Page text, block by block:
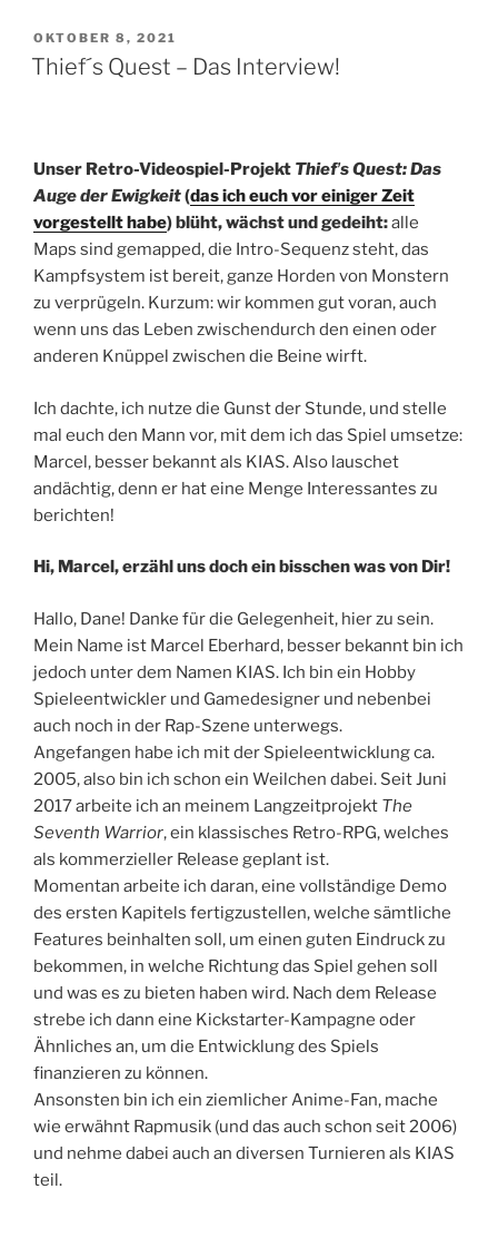
VERÖFFENTLICHT
AM
OKTOBER 8, 2021
Thief´s Quest – Das Interview!
Unser Retro-Videospiel-Projekt Thiefʼs Quest: Das
Auge der Ewigkeit(das ich euch vor einiger Zeit
vorgestellt habe) blüht, wächst und gedeiht:alle
Maps sind gemapped, die Intro-Sequenz steht, das
Kampfsystem ist bereit, ganze Horden von Monstern
zu verprügeln. Kurzum: wir kommen gut voran, auch
wenn uns das Leben zwischendurch den einen oder
anderen Knüppel zwischen die Beine wirft.
Ich dachte, ich nutze die Gunst der Stunde, und stelle
mal euch den Mann vor, mit dem ich das Spiel umsetze:
Marcel, besser bekannt als KIAS. Also lauschet
andächtig, denn er hat eine Menge Interessantes zu
berichten!
Hi, Marcel, erzähl uns doch ein bisschen was von Dir!
Hallo, Dane! Danke für die Gelegenheit, hier zu sein.
Mein Name ist Marcel Eberhard, besser bekannt bin ich
jedoch unter dem Namen KIAS. Ich bin ein Hobby
Spieleentwickler und Gamedesigner und nebenbei
auch noch in der Rap-Szene unterwegs.
Angefangen habe ich mit der Spieleentwicklung ca.
2005, also bin ich schon ein Weilchen dabei. Seit Juni
2017 arbeite ich an meinem Langzeitprojekt The
Seventh Warrior, ein klassisches Retro-RPG, welches
als kommerzieller Release geplant ist.
Momentan arbeite ich daran, eine vollständige Demo
des ersten Kapitels fertigzustellen, welche sämtliche
Features beinhalten soll, um einen guten Eindruck zu
bekommen, in welche Richtung das Spiel gehen soll
und was es zu bieten haben wird. Nach dem Release
strebe ich dann eine Kickstarter-Kampagne oder
Ähnliches an, um die Entwicklung des Spiels
finanzieren zu können.
Ansonsten bin ich ein ziemlicher Anime-Fan, mache
wie erwähnt Rapmusik (und das auch schon seit 2006)
und nehme dabei auch an diversen Turnieren als KIAS
teil.